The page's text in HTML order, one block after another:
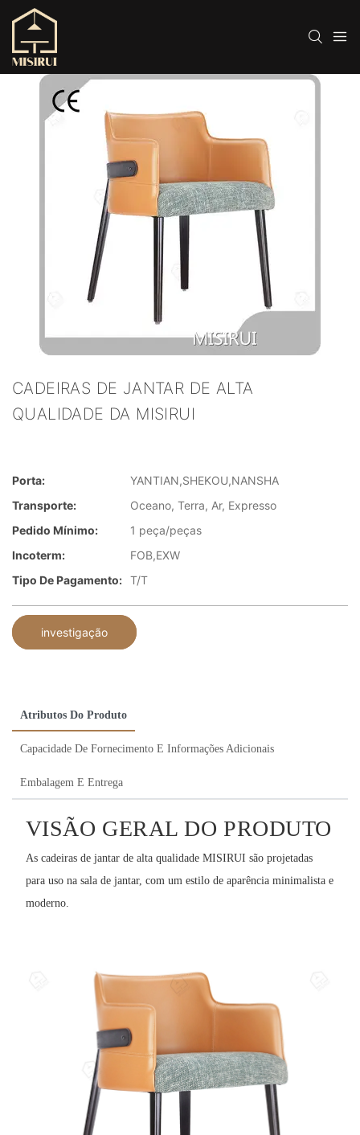
CADEIRAS DE JANTAR DE ALTA
QUALIDADE DA MISIRUI
Porta:
YANTIAN,SHEKOU,NANSHA
Transporte:
Oceano, Terra, Ar, Expresso
Pedido Mínimo:
1 peça/peças
Incoterm:
FOB,EXW
Tipo De Pagamento: T/T
investigação
Atributos Do Produto
Capacidade De Fornecimento E Informações Adicionais
Embalagem E Entrega
VISÃO GERAL DO PRODUTO
As cadeiras de jantar de alta qualidade MISIRUI são projetadas
para uso na sala de jantar, com um estilo de aparência minimalista e
moderno.